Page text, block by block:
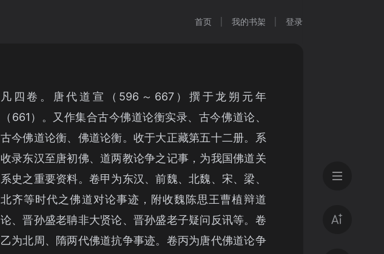
首页 我的书架 登录
凡四卷。唐代道宣（596～667）撰于龙朔元年
（661）。又作集合古今佛道论衡实录、古今佛道论、
古今佛道论衡、佛道论衡。收于大正藏第五十二册。系
收录东汉至唐初佛、道两教论争之记事，为我国佛道关
系史之重要资料。卷甲为东汉、前魏、北魏、宋、梁、
北齐等时代之佛道对论事迹，附收魏陈思王曹植辩道
论、晋孙盛老聃非大贤论、晋孙盛老子疑问反讯等。卷
乙为北周、隋两代佛道抗争事迹。卷丙为唐代佛道论争